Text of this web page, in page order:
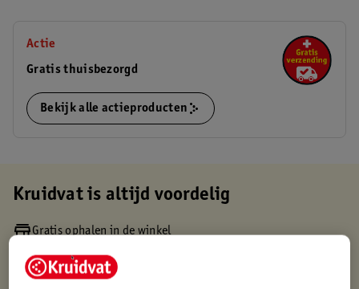
Actie
Gratis thuisbezorgd
Bekijk alle actieproducten
Kruidvat is altijd voordelig
Gratis ophalen in de winkel
Gratis thuisbezorgd vanaf 50.00